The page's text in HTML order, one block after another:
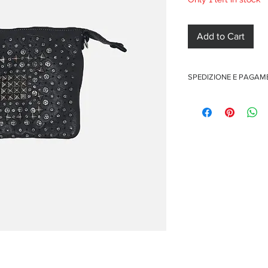
Add to Cart
SPEDIZIONE E
Pagamenti sicuri con